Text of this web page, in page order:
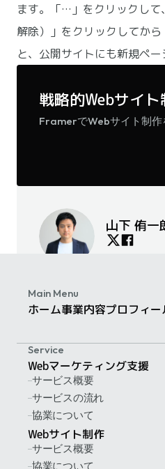
ます。「…」をクリックし
解除）」をクリックしてか
と、公開サイトにも新規ペー
戦略的Webサイ
FramerでWebサイト制作
山下 侑一
ンナー。 広告会社「アサ
2018年に退社後、独立。
Main Menu
ホーム事業内容プロフィー
Service
Webマーケティング支援
サービス概要
サービスの流れ
協業について
Webサイト制作
サービス概要
協業について